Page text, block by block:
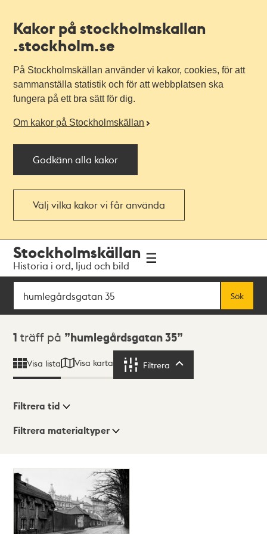
Kakor på stockholmskallan
.stockholm.se
På Stockholmskällan använder vi kakor, cookies, för att
sammanställa statistik och för att webbplatsen ska
fungera på ett bra sätt för dig.
Om kakor på Stockholmskällan
Godkänn alla kakor
Välj vilka kakor vi får använda
navigationen
huvudinnehållet
Stockholmskällan
Historia i ord, ljud och bild
Sök
Sök
Sökresultat
1 träff på humlegårdsgatan 35
Visa lista Visa karta Filtrera
Visningsläge
ListaKarta
Filtrera tid
Filtrera materialtyper
träffar